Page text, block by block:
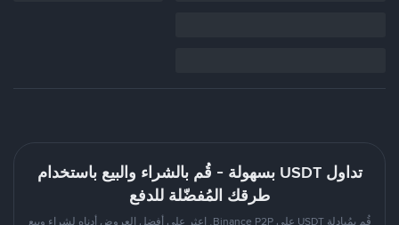
تداول USDT بسهولة - قُم بالشراء والبيع باستخدام
طرقك المُفضّلة للدفع
قُم بمُبادلة USDT على Binance P2P. اعثر على أفضل العروض أدناه لشراء وبيع